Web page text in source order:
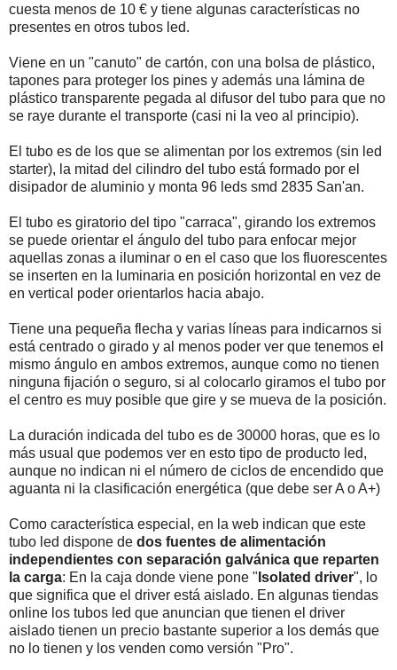
cuesta menos de 10 € y tiene algunas características no
presentes en otros tubos led.
Viene en un "canuto" de cartón, con una bolsa de plástico,
tapones para proteger los pines y además una lámina de
plástico transparente pegada al difusor del tubo para que no
se raye durante el transporte (casi ni la veo al principio).
El tubo es de los que se alimentan por los extremos (sin led
starter), la mitad del cilindro del tubo está formado por el
disipador de aluminio y monta 96 leds smd 2835 San'an.
El tubo es giratorio del tipo "carraca", girando los extremos
se puede orientar el ángulo del tubo para enfocar mejor
aquellas zonas a iluminar o en el caso que los fluorescentes
se inserten en la luminaria en posición horizontal en vez de
en vertical poder orientarlos hacia abajo.
Tiene una pequeña flecha y varias líneas para indicarnos si
está centrado o girado y al menos poder ver que tenemos el
mismo ángulo en ambos extremos, aunque como no tienen
ninguna fijación o seguro, si al colocarlo giramos el tubo por
el centro es muy posible que gire y se mueva de la posición.
La duración indicada del tubo es de 30000 horas, que es lo
más usual que podemos ver en esto tipo de producto led,
aunque no indican ni el número de ciclos de encendido que
aguanta ni la clasificación energética (que debe ser A o A+)
Como característica especial, en la web indican que este
tubo led dispone de dos fuentes de alimentación
independientes con separación galvánica que reparten
la carga: En la caja donde viene pone " Isolated driver", lo
que significa que el driver está aislado. En algunas tiendas
online los tubos led que anuncian que tienen el driver
aislado tienen un precio bastante superior a los demás que
no lo tienen y los venden como versión "Pro".